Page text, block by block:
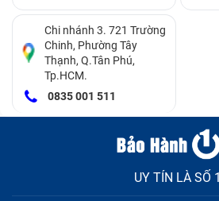
Chi nhánh 3. 721 Trường
Chinh, Phường Tây
Thạnh, Q.Tân Phú,
Tp.HCM.
0835 001 511
UY TÍN LÀ SỐ 1